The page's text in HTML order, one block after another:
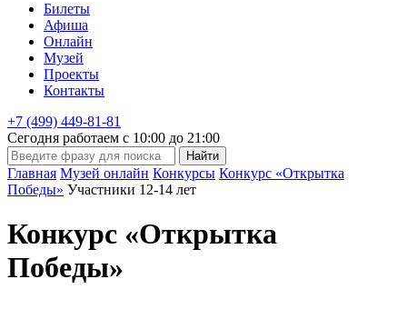
Билеты
Афиша
Онлайн
Музей
Проекты
Контакты
+7 (499) 449-81-81
Сегодня работаем с 10:00 до 21:00
Главная Музей онлайн Конкурсы Конкурс «Открытка
Победы» Участники 12-14 лет
Конкурс «Открытка
Победы»